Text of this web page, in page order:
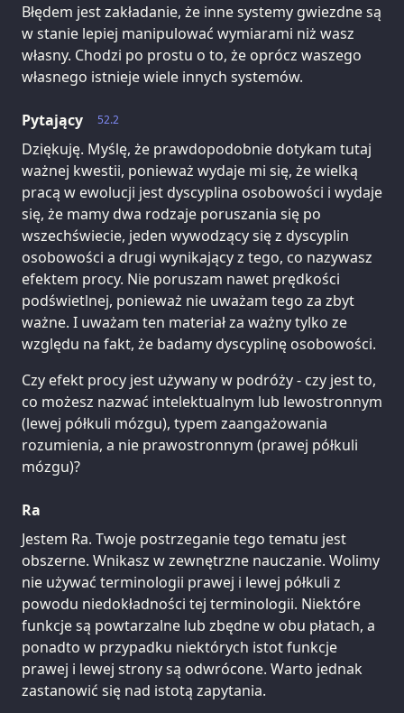
Błędem jest zakładanie, że inne systemy gwiezdne są
w stanie lepiej manipulować wymiarami niż wasz
własny. Chodzi po prostu o to, że oprócz waszego
własnego istnieje wiele innych systemów.
52.2
Pytający
Dziękuję. Myślę, że prawdopodobnie dotykam tutaj
ważnej kwestii, ponieważ wydaje mi się, że wielką
pracą w ewolucji jest dyscyplina osobowości i wydaje
się, że mamy dwa rodzaje poruszania się po
wszechświecie, jeden wywodzący się z dyscyplin
osobowości a drugi wynikający z tego, co nazywasz
efektem procy. Nie poruszam nawet prędkości
podświetlnej, ponieważ nie uważam tego za zbyt
ważne. I uważam ten materiał za ważny tylko ze
względu na fakt, że badamy dyscyplinę osobowości.
Czy efekt procy jest używany w podróży - czy jest to,
co możesz nazwać intelektualnym lub lewostronnym
(lewej półkuli mózgu), typem zaangażowania
rozumienia, a nie prawostronnym (prawej półkuli
mózgu)?
Ra
Jestem Ra. Twoje postrzeganie tego tematu jest
obszerne. Wnikasz w zewnętrzne nauczanie. Wolimy
nie używać terminologii prawej i lewej półkuli z
powodu niedokładności tej terminologii. Niektóre
funkcje są powtarzalne lub zbędne w obu płatach, a
ponadto w przypadku niektórych istot funkcje
prawej i lewej strony są odwrócone. Warto jednak
zastanowić się nad istotą zapytania.